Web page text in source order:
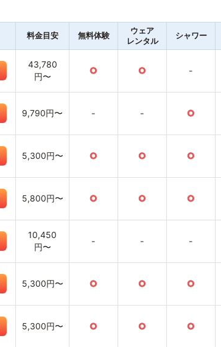
料金目安 無料体験
ウェア
レンタル
シャワー
43,780
円〜
○ ○ -
9,790円〜 - - ○
5,300円〜 ○ ○ ○
5,800円〜 ○ ○ ○
10,450
円〜
- - -
5,300円〜 ○ ○ ○
5,300円〜 ○ ○ ○